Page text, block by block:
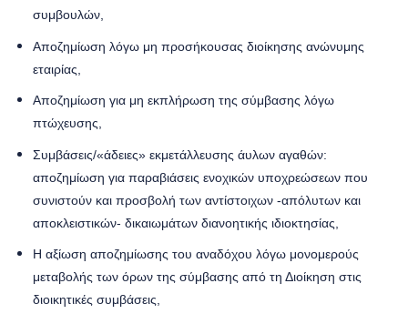
συμβουλών,
Αποζημίωση λόγω μη προσήκουσας διοίκησης ανώνυμης
εταιρίας,
Αποζημίωση για μη εκπλήρωση της σύμβασης λόγω
πτώχευσης,
Συμβάσεις/«άδειες» εκμετάλλευσης άυλων αγαθών:
αποζημίωση για παραβιάσεις ενοχικών υποχρεώσεων που
συνιστούν και προσβολή των αντίστοιχων -απόλυτων και
αποκλειστικών- δικαιωμάτων διανοητικής ιδιοκτησίας,
Η αξίωση αποζημίωσης του αναδόχου λόγω μονομερούς
μεταβολής των όρων της σύμβασης από τη Διοίκηση στις
διοικητικές συμβάσεις,